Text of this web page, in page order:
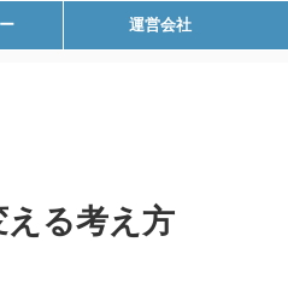
運営会社
える考え方